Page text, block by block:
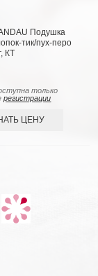
Подушка
тик/пух-перо
КТ
только
регистрации
ЦЕНУ